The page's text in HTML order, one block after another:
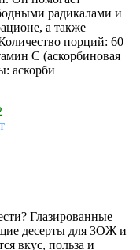
радикалами и
а также
порций: 60
С (аскорбиновая
аскорби
Глазированные
десерты для ЗОЖ и
вкус, польза и